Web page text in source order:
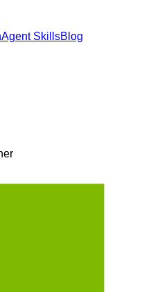
Agent SkillsBlog